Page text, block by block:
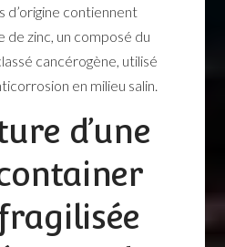
d’origine contiennent
zinc, un composé du
cancérogène, utilisé
en milieu salin.
d’une